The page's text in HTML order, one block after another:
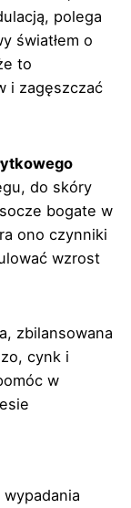
polega
światłem o
to
i zagęszczać
do skóry
bogate w
ono czynniki
wzrost
zbilansowana
cynk i
w